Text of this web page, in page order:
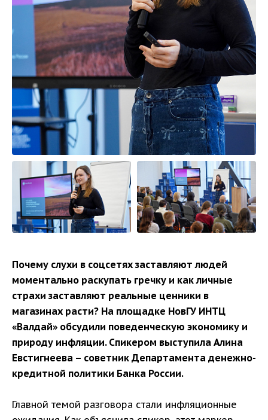
Почему слухи в соцсетях заставляют людей
моментально раскупать гречку и как личные
страхи заставляют реальные ценники в
магазинах расти? На площадке НовГУ ИНТЦ
«Валдай» обсудили поведенческую экономику и
природу инфляции. Спикером выступила Алина
Евстигнеева – советник Департамента денежно-
кредитной политики Банка России.
Главной темой разговора стали инфляционные